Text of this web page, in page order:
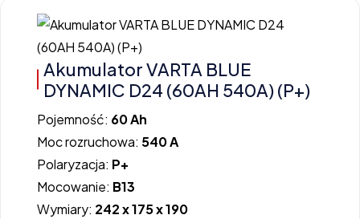
Akumulator VARTA BLUE
DYNAMIC D24 (60AH 540A) (P+)
Pojemność: 60 Ah
Moc rozruchowa: 540 A
Polaryzacja: P+
Mocowanie: B13
Wymiary: 242 x 175 x 190